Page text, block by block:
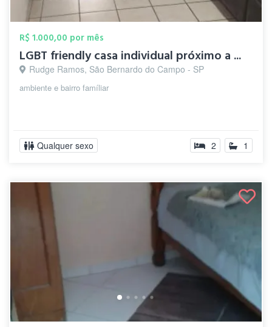
R$ 1.000,00 por mês
LGBT friendly casa individual próximo a ...
Rudge Ramos, São Bernardo do Campo - SP
ambiente e bairro famíliar
Qualquer sexo 2 1